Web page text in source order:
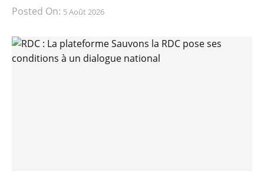
Posted On: 5 Août 2026